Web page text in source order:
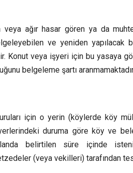
veya ağır hasar gören ya da
ve yeniden yapılacak
Konut veya işyeri için bu yasaya
belgeleme şartı
için o yerin (köylerde köy
duruma göre köy ve
belirtilen süre içinde
(veya vekilleri) tarafından